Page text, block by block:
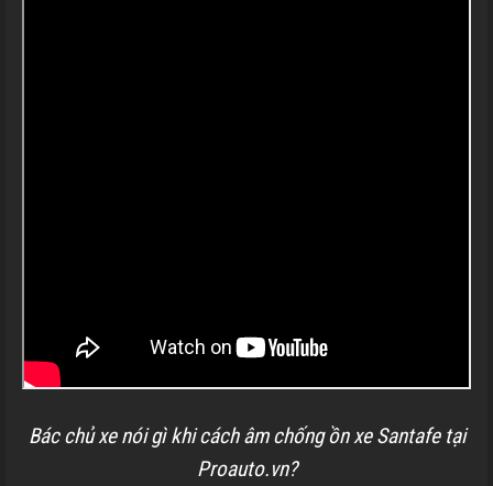
Bác chủ xe nói gì khi cách âm chống ồn xe Santafe tại
Proauto.vn?